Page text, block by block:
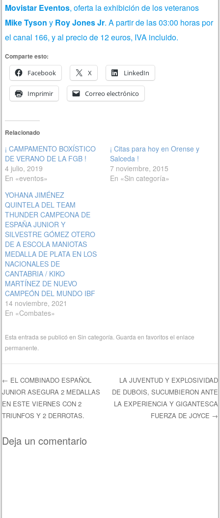
Movistar Eventos, oferta la exhibición de los veteranos
Mike Tyson y Roy Jones Jr. A partir de las 03:00 horas por
el canal 166, y al precio de 12 euros, IVA incluido.
Comparte esto:
Facebook
X LinkedIn
Imprimir Correo electrónico
Relacionado
¡ CAMPAMENTO BOXÍSTICO
DE VERANO DE LA FGB !
4 julio, 2019
En «eventos»
¡ Citas para hoy en Orense y
Salceda !
7 noviembre, 2015
En «Sin categoría»
YOHANA JIMÉNEZ
QUINTELA DEL TEAM
THUNDER CAMPEONA DE
ESPAÑA JUNIOR Y
SILVESTRE GÓMEZ OTERO
DE A ESCOLA MANIOTAS
MEDALLA DE PLATA EN LOS
NACIONALES DE
CANTABRIA / KIKO
MARTÍNEZ DE NUEVO
CAMPEÓN DEL MUNDO IBF
14 noviembre, 2021
En «Combates»
Esta entrada se publicó enSin categoría . Guarda en favoritos elenlace
permanente
Navegación de entradas
← EL COMBINADO ESPAÑOL
JUNIOR ASEGURA 2 MEDALLAS
EN ESTE VIERNES CON 2
TRIUNFOS Y 2 DERROTAS.
LA JUVENTUD Y EXPLOSIVIDAD
DE DUBOIS, SUCUMBIERON ANTE
LA EXPERIENCIA Y GIGANTESCA
FUERZA DE JOYCE →
Deja un comentario